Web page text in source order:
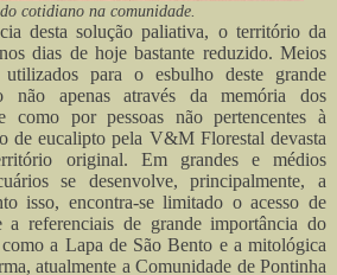
cotidiano na comunidade.
desta solução paliativa, o território da
dias de hoje bastante reduzido. Meios
para o esbulho deste grande
não apenas através da memória dos
como por pessoas não pertencentes à
de eucalipto pela V&M Florestal devasta
original. Em grandes e médios
se desenvolve, principalmente, a
isso, encontra-se limitado o acesso de
a referenciais de grande importância do
a Lapa de São Bento e a mitológica
atualmente a Comunidade de Pontinha